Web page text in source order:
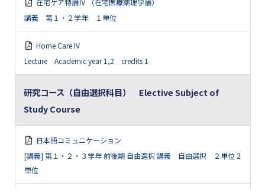
在宅ケア特論Ⅳ （在宅医療薬理学論）
講義 第１・２学年 １単位
Home Care IV
Lecture Academic year 1,2 credits 1
研究コース（自由選択科目） Elective Subject of
Study Course
日本語コミュニケーション
[講義] 第１・２・３学年 前後期 自由選択 講義 自由選択 ２単位 2
単位